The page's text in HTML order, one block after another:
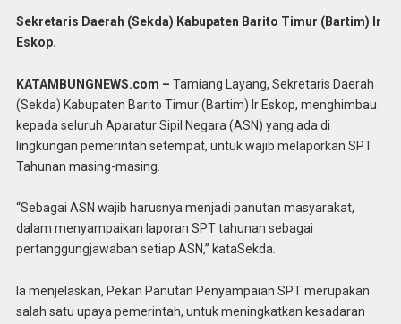
Sekretaris Daerah (Sekda) Kabupaten Barito Timur (Bartim) Ir
Eskop.
KATAMBUNGNEWS.com – Tamiang Layang, Sekretaris Daerah
(Sekda) Kabupaten Barito Timur (Bartim) Ir Eskop, menghimbau
kepada seluruh Aparatur Sipil Negara (ASN) yang ada di
lingkungan pemerintah setempat, untuk wajib melaporkan SPT
Tahunan masing-masing.
“Sebagai ASN wajib harusnya menjadi panutan masyarakat,
dalam menyampaikan laporan SPT tahunan sebagai
pertanggungjawaban setiap ASN,” kataSekda.
Ia menjelaskan, Pekan Panutan Penyampaian SPT merupakan
salah satu upaya pemerintah, untuk meningkatkan kesadaran